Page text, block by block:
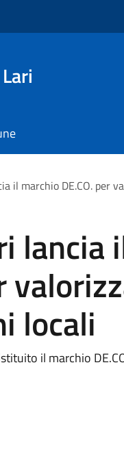
il marchio DE.CO. per
lancia
locali
il marchio